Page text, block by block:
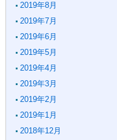
2019年8月
2019年7月
2019年6月
2019年5月
2019年4月
2019年3月
2019年2月
2019年1月
2018年12月